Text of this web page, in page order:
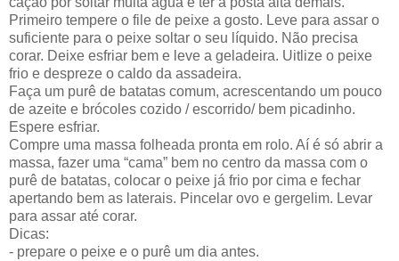
Primeiro tempere o file de peixe a gosto. Leve para assar o
suficiente para o peixe soltar o seu líquido. Não precisa
corar. Deixe esfriar bem e leve a geladeira. Uitlize o peixe
frio e despreze o caldo da assadeira.
Faça um purê de batatas comum, acrescentando um pouco
de azeite e brócoles cozido / escorrido/ bem picadinho.
Espere esfriar.
Compre uma massa folheada pronta em rolo. Aí é só abrir a
massa, fazer uma “cama” bem no centro da massa com o
purê de batatas, colocar o peixe já frio por cima e fechar
apertando bem as laterais. Pincelar ovo e gergelim. Levar
para assar até corar.
Dicas:
- prepare o peixe e o purê um dia antes.